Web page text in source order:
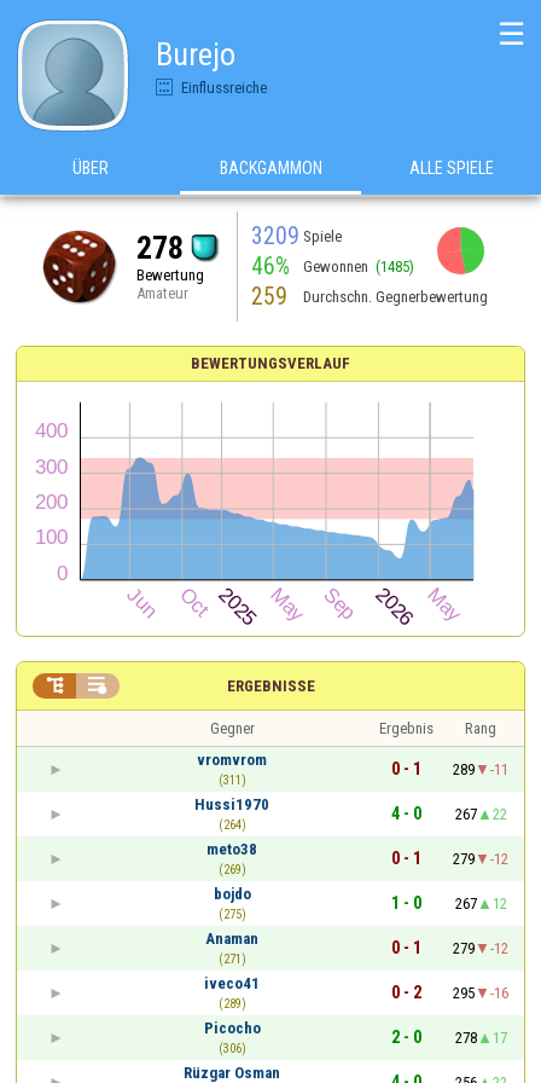
Burejo
Einflussreiche
☰
ÜBER BACKGAMMON ALLE SPIELE
278
Bewertung
Amateur
3209 Spiele
46% Gewonnen (1485)
259 Durchschn. Gegnerbewertung
BEWERTUNGSVERLAUF
ERGEBNISSE
 
Gegner Ergebnis
Rang
vromvrom
(311)
0 - 1 289
-11
Hussi1970
(264)
4 - 0 267
22
meto38
(269)
0 - 1 279
-12
bojdo
(275)
1 - 0 267
12
Anaman
(271)
0 - 1 279
-12
iveco41
(289)
0 - 2 295
-16
Picocho
(306)
2 - 0 278
17
Rüzgar Osman